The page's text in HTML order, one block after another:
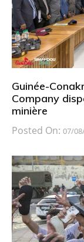
Guinée-
Company
minière
Posted On: 07/